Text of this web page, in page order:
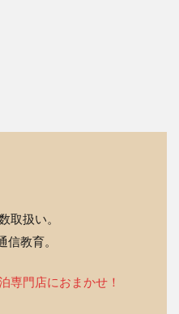
取扱い。
教育。
専門店におまかせ！